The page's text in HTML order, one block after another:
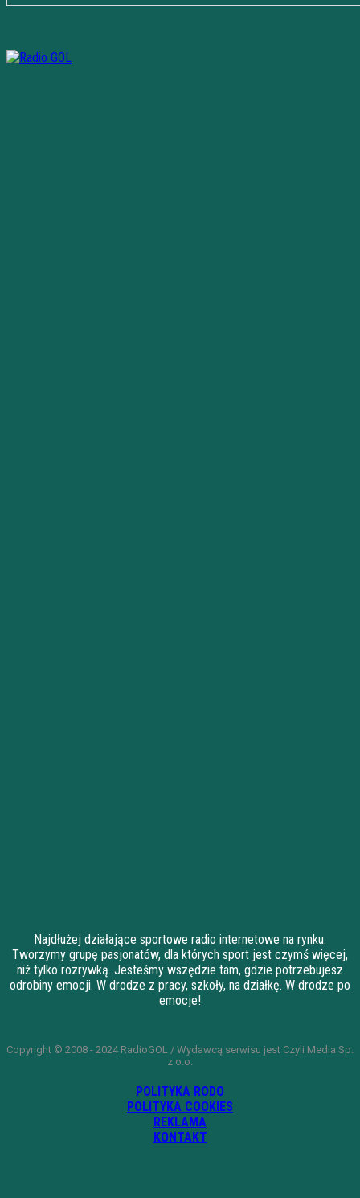
Najdłużej działające sportowe radio internetowe na rynku.
Tworzymy grupę pasjonatów, dla których sport jest czymś więcej,
niż tylko rozrywką. Jesteśmy wszędzie tam, gdzie potrzebujesz
odrobiny emocji. W drodze z pracy, szkoły, na działkę. W drodze po
emocje!
Copyright © 2008 - 2024 RadioGOL / Wydawcą serwisu jest Czyli Media Sp.
z o.o.
POLITYKA RODO
POLITYKA COOKIES
REKLAMA
KONTAKT